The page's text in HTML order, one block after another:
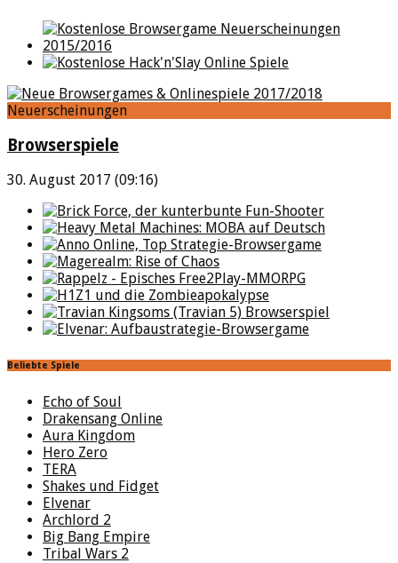
Neuerscheinungen
Browserspiele
30. August 2017 (09:16)
Beliebte Spiele
Echo of Soul
Drakensang Online
Aura Kingdom
Hero Zero
TERA
Shakes und Fidget
Elvenar
Archlord 2
Big Bang Empire
Tribal Wars 2